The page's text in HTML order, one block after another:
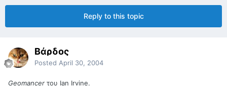
Reply to this topic
Βάρδος
Posted April 30, 2004
Geomancer του Ian Irvine.